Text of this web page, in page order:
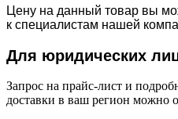
Цену на данный товар вы
к специалистам нашей
Для юридических
Запрос на прайс-лист и
доставки в ваш регион можно